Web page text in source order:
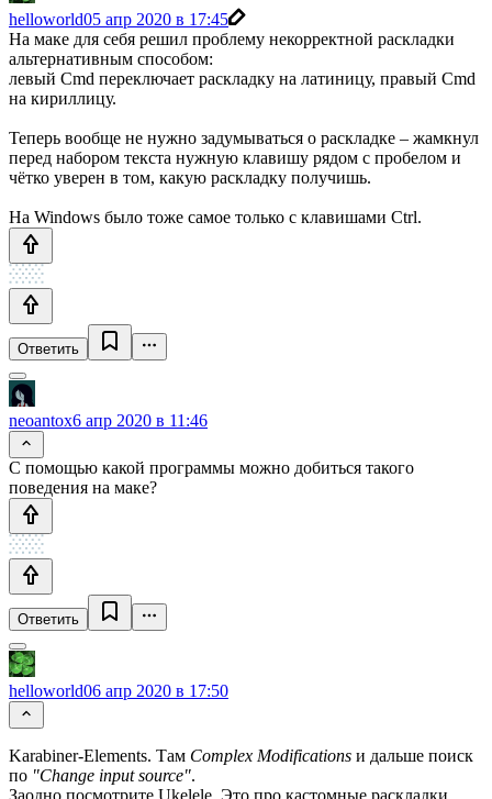
helloworld05 апр 2020 в 17:45
На маке для себя решил проблему некорректной раскладки
альтернативным способом:
левый Cmd переключает раскладку на латиницу, правый Cmd
на кириллицу.
Теперь вообще не нужно задумываться о раскладке – жамкнул
перед набором текста нужную клавишу рядом с пробелом и
чётко уверен в том, какую раскладку получишь.
На Windows было тоже самое только с клавишами Ctrl.
Ответить
neoantox6 апр 2020 в 11:46
С помощью какой программы можно добиться такого
поведения на маке?
Ответить
helloworld06 апр 2020 в 17:50
Karabiner-Elements. Там Complex Modifications и дальше поиск
по "Change input source".
Заодно посмотрите Ukelele. Это про кастомные раскладки